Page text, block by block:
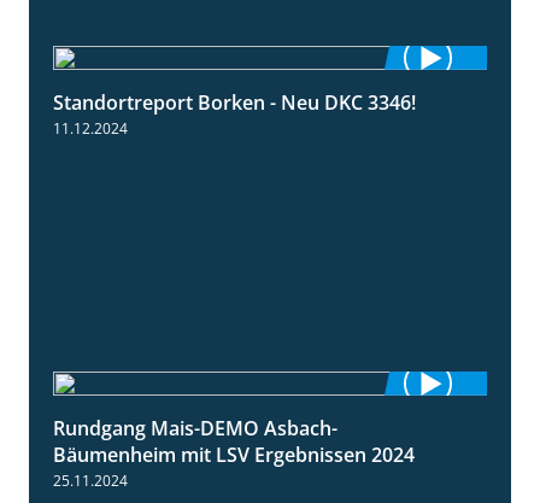
1:38
Standortreport Borken - Neu DKC 3346!
11.12.2024
Rundgang Mais-DEMO Asbach-
Bäumenheim mit LSV Ergebnissen 2024
25.11.2024